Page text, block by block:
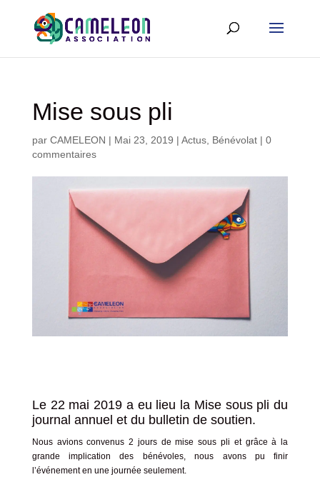
Mise sous pli
par CAMELEON | Mai 23, 2019 | Actus, Bénévolat| 0
commentaires
Le 22 mai 2019 a eu lieu la Mise sous pli du
journal annuel et du bulletin de soutien.
Nous avions convenus 2 jours de mise sous pli et grâce à la
grande implication des bénévoles, nous avons pu finir
l’événement en une journée seulement.